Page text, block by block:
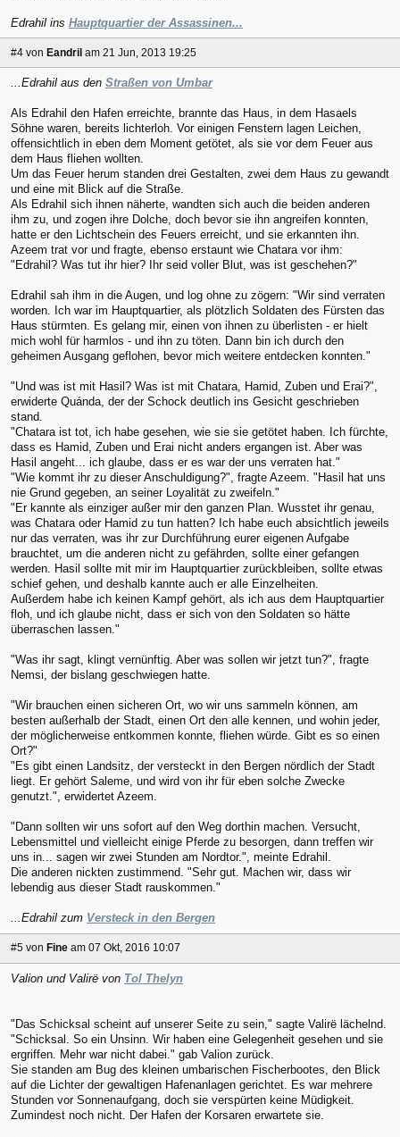
Edrahil ins Hauptquartier der Assassinen...
#4 von Eandril am 21 Jun, 2013 19:25
...Edrahil aus den Straßen von Umbar
Als Edrahil den Hafen erreichte, brannte das Haus, in dem Hasaels
Söhne waren, bereits lichterloh. Vor einigen Fenstern lagen Leichen,
offensichtlich in eben dem Moment getötet, als sie vor dem Feuer aus
dem Haus fliehen wollten.
Um das Feuer herum standen drei Gestalten, zwei dem Haus zu gewandt
und eine mit Blick auf die Straße.
Als Edrahil sich ihnen näherte, wandten sich auch die beiden anderen
ihm zu, und zogen ihre Dolche, doch bevor sie ihn angreifen konnten,
hatte er den Lichtschein des Feuers erreicht, und sie erkannten ihn.
Azeem trat vor und fragte, ebenso erstaunt wie Chatara vor ihm:
"Edrahil? Was tut ihr hier? Ihr seid voller Blut, was ist geschehen?"
Edrahil sah ihm in die Augen, und log ohne zu zögern: "Wir sind verraten
worden. Ich war im Hauptquartier, als plötzlich Soldaten des Fürsten das
Haus stürmten. Es gelang mir, einen von ihnen zu überlisten - er hielt
mich wohl für harmlos - und ihn zu töten. Dann bin ich durch den
geheimen Ausgang geflohen, bevor mich weitere entdecken konnten."
"Und was ist mit Hasil? Was ist mit Chatara, Hamid, Zuben und Erai?",
erwiderte Quánda, der der Schock deutlich ins Gesicht geschrieben
stand.
"Chatara ist tot, ich habe gesehen, wie sie sie getötet haben. Ich fürchte,
dass es Hamid, Zuben und Erai nicht anders ergangen ist. Aber was
Hasil angeht... ich glaube, dass er es war der uns verraten hat."
"Wie kommt ihr zu dieser Anschuldigung?", fragte Azeem. "Hasil hat uns
nie Grund gegeben, an seiner Loyalität zu zweifeln."
"Er kannte als einziger außer mir den ganzen Plan. Wusstet ihr genau,
was Chatara oder Hamid zu tun hatten? Ich habe euch absichtlich jeweils
nur das verraten, was ihr zur Durchführung eurer eigenen Aufgabe
brauchtet, um die anderen nicht zu gefährden, sollte einer gefangen
werden. Hasil sollte mit mir im Hauptquartier zurückbleiben, sollte etwas
schief gehen, und deshalb kannte auch er alle Einzelheiten.
Außerdem habe ich keinen Kampf gehört, als ich aus dem Hauptquartier
floh, und ich glaube nicht, dass er sich von den Soldaten so hätte
überraschen lassen."
"Was ihr sagt, klingt vernünftig. Aber was sollen wir jetzt tun?", fragte
Nemsi, der bislang geschwiegen hatte.
"Wir brauchen einen sicheren Ort, wo wir uns sammeln können, am
besten außerhalb der Stadt, einen Ort den alle kennen, und wohin jeder,
der möglicherweise entkommen konnte, fliehen würde. Gibt es so einen
Ort?"
"Es gibt einen Landsitz, der versteckt in den Bergen nördlich der Stadt
liegt. Er gehört Saleme, und wird von ihr für eben solche Zwecke
genutzt.", erwidertet Azeem.
"Dann sollten wir uns sofort auf den Weg dorthin machen. Versucht,
Lebensmittel und vielleicht einige Pferde zu besorgen, dann treffen wir
uns in... sagen wir zwei Stunden am Nordtor.", meinte Edrahil.
Die anderen nickten zustimmend. "Sehr gut. Machen wir, dass wir
lebendig aus dieser Stadt rauskommen."
...Edrahil zum Versteck in den Bergen
#5 von Fine am 07 Okt, 2016 10:07
Valion und Valirë von Tol Thelyn
"Das Schicksal scheint auf unserer Seite zu sein," sagte Valirë lächelnd.
"Schicksal. So ein Unsinn. Wir haben eine Gelegenheit gesehen und sie
ergriffen. Mehr war nicht dabei." gab Valion zurück.
Sie standen am Bug des kleinen umbarischen Fischerbootes, den Blick
auf die Lichter der gewaltigen Hafenanlagen gerichtet. Es war mehrere
Stunden vor Sonnenaufgang, doch sie verspürten keine Müdigkeit.
Zumindest noch nicht. Der Hafen der Korsaren erwartete sie.